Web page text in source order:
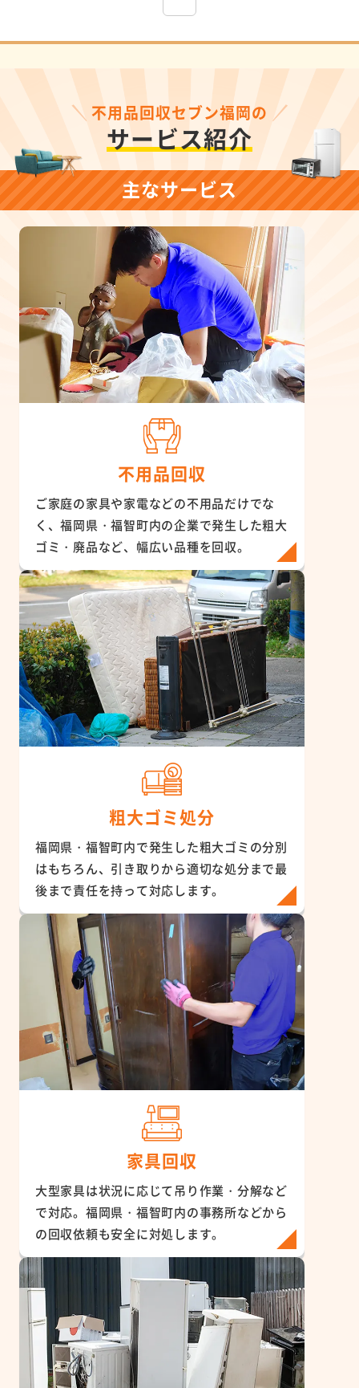
不用品回収セブン福岡の
サービス紹介
主なサービス
不用品回収
ご家庭の家具や家電などの不用品だけでな
く、福岡県・福智町内の企業で発生した粗大
ゴミ・廃品など、幅広い品種を回収。
粗大ゴミ処分
福岡県・福智町内で発生した粗大ゴミの分別
はもちろん、引き取りから適切な処分まで最
後まで責任を持って対応します。
家具回収
大型家具は状況に応じて吊り作業・分解など
で対応。福岡県・福智町内の事務所などから
の回収依頼も安全に対処します。